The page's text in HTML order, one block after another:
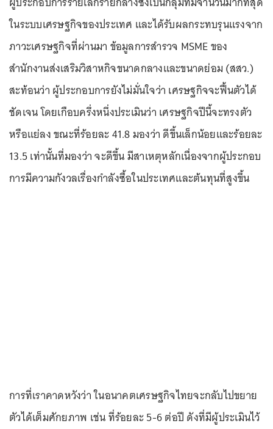
ในระบบเศรษฐกิจของประเทศ และได้รับผลกระทบรุนแรงจาก
ภาวะเศรษฐกิจที่ผ่านมา ข้อมูลการสำรวจ MSME ของ
สำนักงานส่งเสริมวิสาหกิจขนาดกลางและขนาดย่อม (สสว.)
สะท้อนว่า ผู้ประกอบการยังไม่มั่นใจว่า เศรษฐกิจจะฟื้นตัวได้
ชัดเจน โดยเกือบครึ่งหนึ่งประเมินว่า เศรษฐกิจปีนี้จะทรงตัว
หรือแย่ลง ขณะที่ร้อยละ 41.8 มองว่า ดีขึ้นเล็กน้อยและร้อยละ
13.5 เท่านั้นที่มองว่า จะดีขึ้น มีสาเหตุหลักเนื่องจากผู้ประกอบ
การมีความกังวลเรื่องกำลังซื้อในประเทศและต้นทุนที่สูงขึ้น
การที่เราคาดหวังว่า ในอนาคตเศรษฐกิจไทยจะกลับไปขยาย
ตัวได้เต็มศักยภาพ เช่น ที่ร้อยละ 5-6 ต่อปี ดังที่มีผู้ประเมินไว้